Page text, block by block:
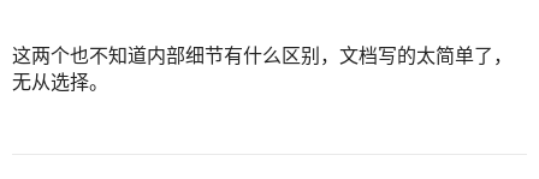
这两个也不知道内部细节有什么区别，文档写的太简单了，
无从选择。